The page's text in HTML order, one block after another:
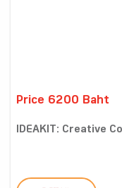
Price 6200 Baht
IDEAKIT: Creative